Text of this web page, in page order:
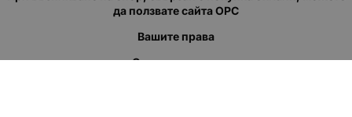
да ползвате сайта ОРС
Вашите права
Отказ от сделка